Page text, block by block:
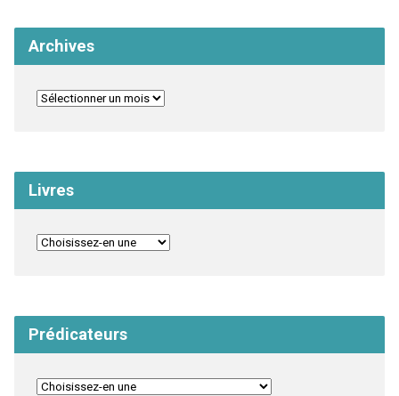
Archives
Livres
Prédicateurs